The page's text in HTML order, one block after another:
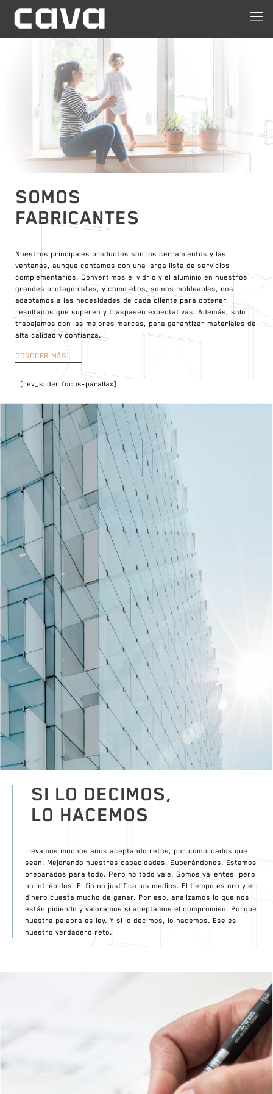
SOMOS
FABRICANTES
Nuestros principales productos son los cerramientos y las
ventanas, aunque contamos con una larga lista de servicios
complementarios. Convertimos el vidrio y el aluminio en nuestros
grandes protagonistas, y como ellos, somos moldeables, nos
adaptamos a las necesidades de cada cliente para obtener
resultados que superen y traspasen expectativas. Además, solo
trabajamos con las mejores marcas, para garantizar materiales de
alta calidad y confianza.
CONOCER MÁS
[rev_slider focus-parallax]
SI LO DECIMOS,
LO HACEMOS
Llevamos muchos años aceptando retos, por complicados que
sean. Mejorando nuestras capacidades. Superándonos. Estamos
preparados para todo. Pero no todo vale. Somos valientes, pero
no intrépidos. El fin no justifica los medios. El tiempo es oro y el
dinero cuesta mucho de ganar. Por eso, analizamos lo que nos
están pidiendo y valoramos si aceptamos el compromiso. Porque
nuestra palabra es ley. Y si lo decimos, lo hacemos. Ese es
nuestro verdadero reto.